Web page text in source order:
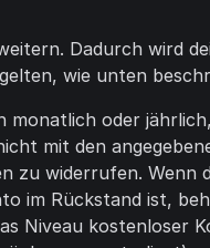
Dadurch wird
wie unten
oder
mit den
zu widerrufen.
im Rückstand ist,
Niveau kostenloser